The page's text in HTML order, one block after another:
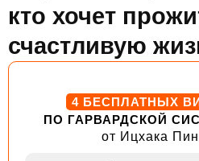
кто хочет
счастливую
4 БЕСПЛАТНЫХ
ПО ГАРВАРДСКОЙ
от Ицхака